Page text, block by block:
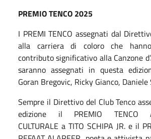
PREMIO TENCO 2025
I PREMI TENCO assegnati dal
alla carriera di coloro che
contributo significativo alla Canzone
saranno assegnati in questa
Goran Bregovic, Ricky Gianco,
Sempre il Direttivo del Club Tenco
edizione il PREMIO TENCO
CULTURALE a TITO SCHIPA JR. e il